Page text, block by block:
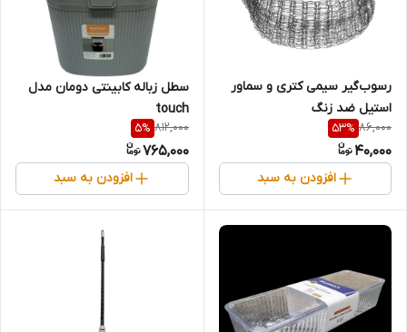
رسوب‌گیر سیمی کتری و سماور
استیل ضد زنگ
86,000
53%
40,000
افزودن به سبد
سطل زباله کابینتی دومان مدل
touch
812,000
5%
765,000
افزودن به سبد